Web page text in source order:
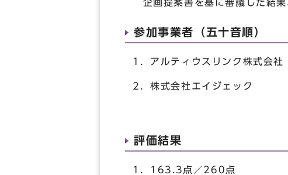
企画提案書を基に審議した結果
参加事業者（五十音順）
1．アルティウスリンク株式会社
2．株式会社エイジェック
評価結果
1．163.3点／260点